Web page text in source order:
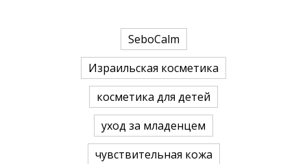
SeboCalm
Израильская косметика
косметика для детей
уход за младенцем
чувствительная кожа